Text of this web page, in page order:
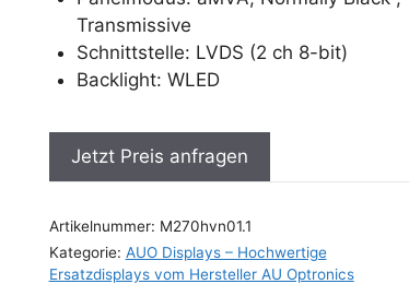
Transmissive
Schnittstelle: LVDS (2 ch 8-bit)
Backlight: WLED
Jetzt Preis anfragen
Artikelnummer: M270hvn01.1
Kategorie: AUO Displays – Hochwertige
Ersatzdisplays vom Hersteller AU Optronics